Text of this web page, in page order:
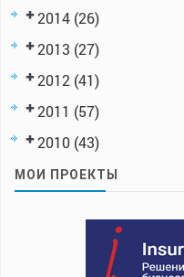
2014 (26)
2013 (27)
2012 (41)
2011 (57)
2010 (43)
МОИ ПРОЕКТЫ